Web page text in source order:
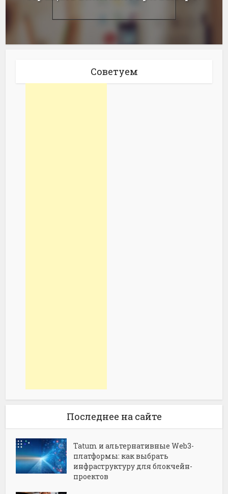
Советуем
Последнее на сайте
Tatum и альтернативные Web3-
платформы: как выбрать
инфраструктуру для блокчейн-
проектов